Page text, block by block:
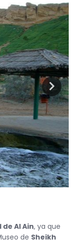
de Al Ain, ya que
de Sheikh